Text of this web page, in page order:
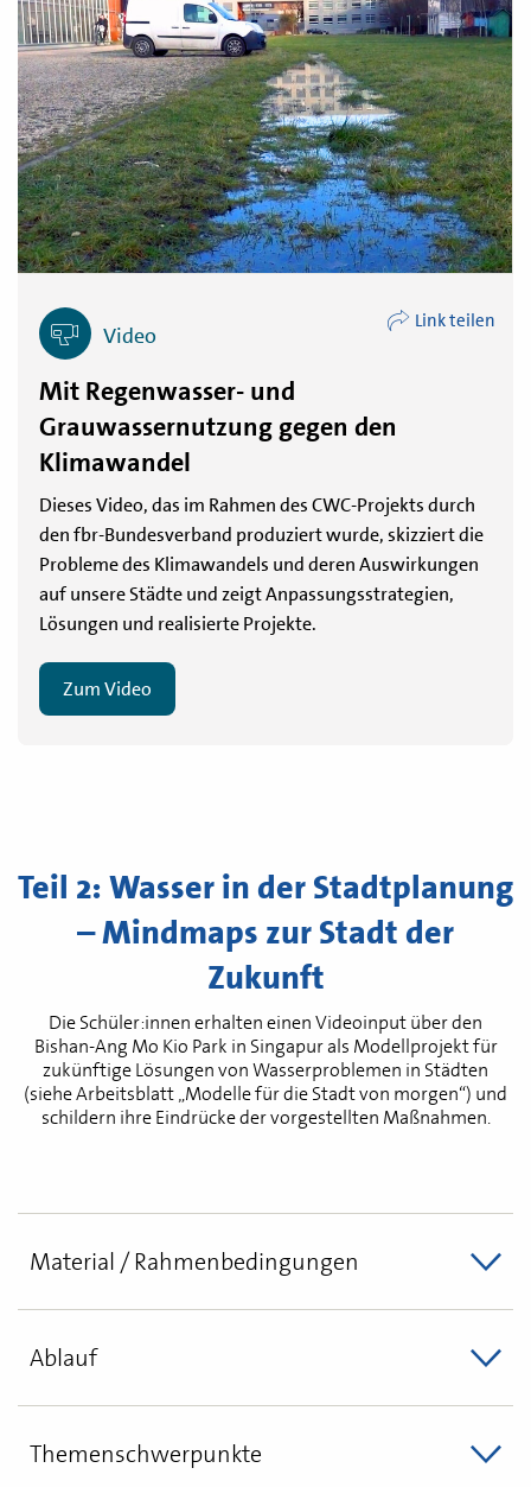
Video
Link teilen
Mit Regenwasser- und
Grauwassernutzung gegen den
Klimawandel
Dieses Video, das im Rahmen des CWC-Projekts durch
den fbr-Bundesverband produziert wurde, skizziert die
Probleme des Klimawandels und deren Auswirkungen
auf unsere Städte und zeigt Anpassungsstrategien,
Lösungen und realisierte Projekte.
Zum Video
Teil 2: Wasser in der Stadtplanung
– Mindmaps zur Stadt der
Zukunft
Die Schüler:innen erhalten einen Videoinput über den
Bishan-Ang Mo Kio Park in Singapur als Modellprojekt für
zukünftige Lösungen von Wasserproblemen in Städten
(siehe Arbeitsblatt „Modelle für die Stadt von morgen“) und
schildern ihre Eindrücke der vorgestellten Maßnahmen.
Material / Rahmenbedingungen
Ablauf
Themenschwerpunkte